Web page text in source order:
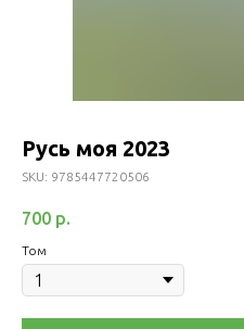
Русь моя 2023
SKU: 9785447720506
700 р.
Том